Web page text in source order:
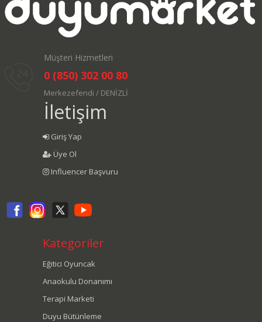
Müşteri Hizmetleri
0 (850) 302 00 80
Merkezefendi / DENİZLİ
İletişim
Giriş Yap
Üye Ol
Influencer Başvuru
Kategoriler
Eğitici Oyuncak
Anaokulu Donanımı
Terapi Marketi
Duyu Bütünleme